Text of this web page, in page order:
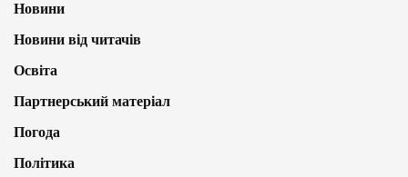
Новини
Новини від читачів
Освіта
Партнерський матеріал
Погода
Політика